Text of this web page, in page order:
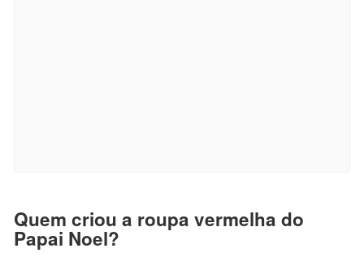
Quem criou a roupa vermelha do
Papai Noel?